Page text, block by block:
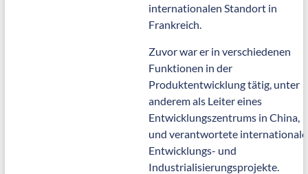
internationalen Standort in
Frankreich.
Zuvor war er in verschiedenen
Funktionen in der
Produktentwicklung tätig, unter
anderem als Leiter eines
Entwicklungszentrums in China,
und verantwortete internationale
Entwicklungs- und
Industrialisierungsprojekte.